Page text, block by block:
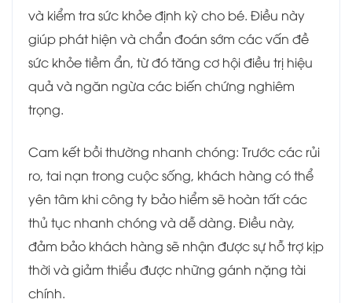
và kiểm tra sức khỏe định kỳ cho bé. Điều này
giúp phát hiện và chẩn đoán sớm các vấn đề
sức khỏe tiềm ẩn, từ đó tăng cơ hội điều trị hiệu
quả và ngăn ngừa các biến chứng nghiêm
trọng.
Cam kết bồi thường nhanh chóng: Trước các rủi
ro, tai nạn trong cuộc sống, khách hàng có thể
yên tâm khi công ty bảo hiểm sẽ hoàn tất các
thủ tục nhanh chóng và dễ dàng. Điều này,
đảm bảo khách hàng sẽ nhận được sự hỗ trợ kịp
thời và giảm thiểu được những gánh nặng tài
chính.